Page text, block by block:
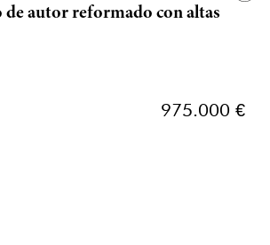
de autor reformado con altas
975.000 €